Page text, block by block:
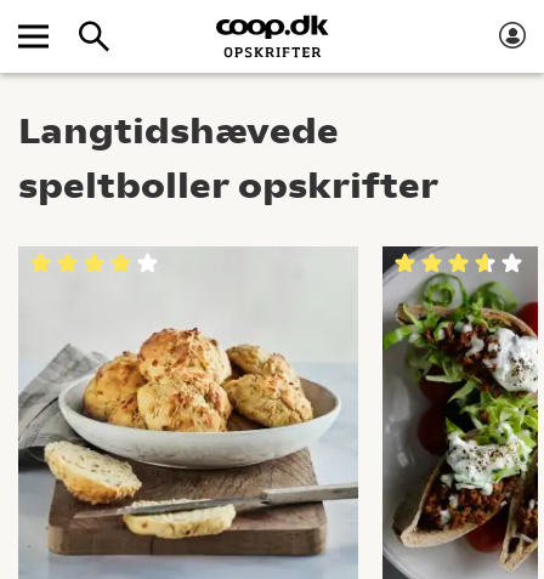
Langtidshævede
speltboller opskrifter